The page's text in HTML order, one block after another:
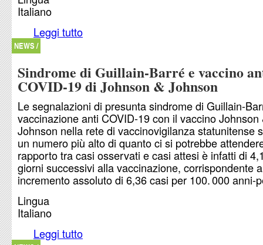
Italiano
Leggi tutto
NEWS /
Sindrome di Guillain-Barré e vaccino
COVID-19 di Johnson & Johnson
Le segnalazioni di presunta sindrome di Guillain-
vaccinazione anti COVID-19 con il vaccino Johnson
Johnson nella rete di vaccinovigilanza statunitense
un numero più alto di quanto ci si potrebbe
rapporto tra casi osservati e casi attesi è infatti di
giorni successivi alla vaccinazione, corrispondente
incremento assoluto di 6,36 casi per 100. 000 anni-
Lingua
Italiano
Leggi tutto